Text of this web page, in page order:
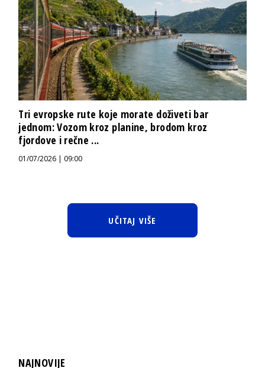
Tri evropske rute koje morate doživeti bar
jednom: Vozom kroz planine, brodom kroz
fjordove i rečne ...
01/07/2026 | 09:00
UČITAJ VIŠE
NAJNOVIJE